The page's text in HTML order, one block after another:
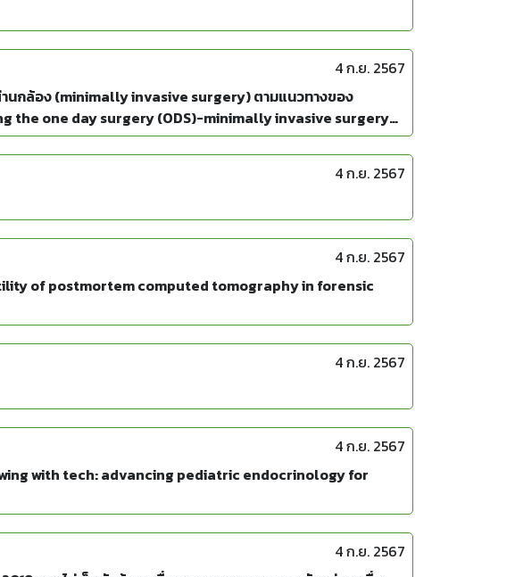
4 ก.ย. 2567
นกล้อง (minimally invasive surgery) ตามแนวทางของ
the one day surgery (ODS)-minimally invasive surgery
4 ก.ย. 2567
4 ก.ย. 2567
of postmortem computed tomography in forensic
4 ก.ย. 2567
4 ก.ย. 2567
with tech: advancing pediatric endocrinology for
4 ก.ย. 2567